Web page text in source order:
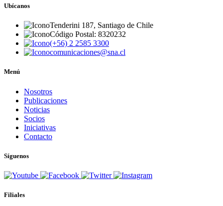
Ubícanos
Tenderini 187, Santiago de Chile
Código Postal: 8320232
(+56) 2 2585 3300
comunicaciones@sna.cl
Menú
Nosotros
Publicaciones
Noticias
Socios
Iniciativas
Contacto
Síguenos
Filiales